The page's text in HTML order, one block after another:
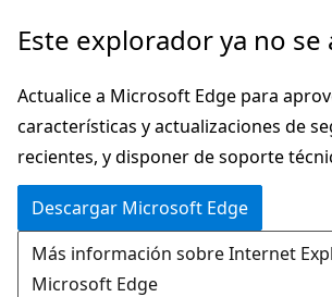
Ir
contenido
principal
Ir
la
navegación
en
la
página
Este explorador ya no se
Actualice a Microsoft Edge para
características y actualizaciones de
recientes, y disponer de soporte
Descargar Microsoft Edge
Más información sobre Internet
Microsoft Edge